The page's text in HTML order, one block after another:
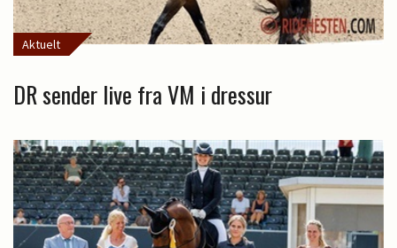
Aktuelt
DR sender live fra VM i dressur